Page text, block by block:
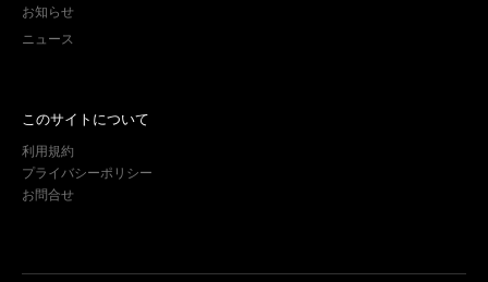
お知らせ
ニュース
このサイトについて
利用規約
プライバシーポリシー
お問合せ